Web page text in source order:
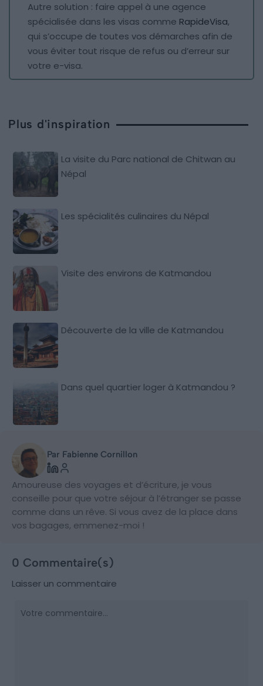
Autre solution : faire appel à une agence
spécialisée dans les visas comme RapideVisa,
qui s’occupe de toutes vos démarches afin de
vous éviter tout risque de refus ou d’erreur sur
votre e-visa.
Plus d'inspiration
La visite du Parc national de Chitwan au
Népal
Les spécialités culinaires du Népal
Visite des environs de Katmandou
Découverte de la ville de Katmandou
Dans quel quartier loger à Katmandou ?
Par Fabienne Cornillon
Amoureuse des voyages et d’écriture, je vous
conseille pour que votre séjour à l’étranger se passe
comme dans un rêve. Si vous avez de la place dans
vos bagages, emmenez-moi !
0 Commentaire(s)
Laisser un commentaire